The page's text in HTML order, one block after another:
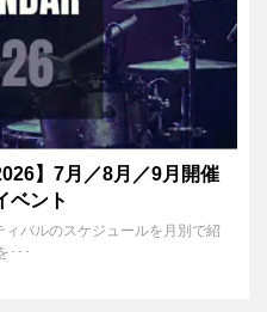
】7月／8月／9月開催
ベント
バルのスケジュールを月別で紹
･･･